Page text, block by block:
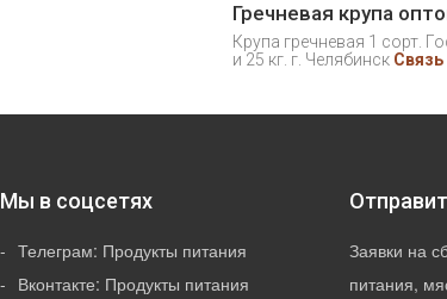
Гречневая крупа
Крупа гречневая 1 сорт.
и 25 кг. г. Челябинск
Мы в соцсетях
Телеграм: Продукты питания
Вконтакте: Продукты питания
Заявки на
питания,